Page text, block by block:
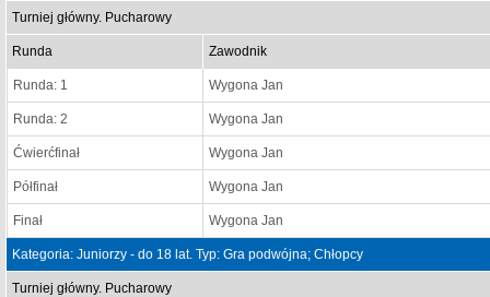
Turniej główny. Pucharowy
Runda Zawodnik
Runda: 1 Wygona Jan
Runda: 2 Wygona Jan
Ćwierćfinał Wygona Jan
Półfinał Wygona Jan
Finał Wygona Jan
Kategoria: Juniorzy - do 18 lat. Typ: Gra podwójna; Chłopcy
Turniej główny. Pucharowy